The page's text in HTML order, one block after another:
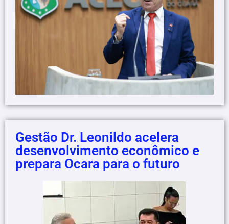
Gestão Dr. Leonildo acelera
desenvolvimento econômico e
prepara Ocara para o futuro